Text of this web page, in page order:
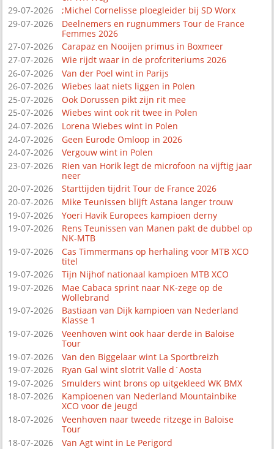
29-07-2026
;Michel Cornelisse ploegleider bij SD Worx
29-07-2026
Deelnemers en rugnummers Tour de France
Femmes 2026
27-07-2026
Carapaz en Nooijen primus in Boxmeer
27-07-2026
Wie rijdt waar in de profcriteriums 2026
26-07-2026
Van der Poel wint in Parijs
26-07-2026
Wiebes laat niets liggen in Polen
25-07-2026
Ook Dorussen pikt zijn rit mee
25-07-2026
Wiebes wint ook rit twee in Polen
24-07-2026
Lorena Wiebes wint in Polen
24-07-2026
Geen Eurode Omloop in 2026
24-07-2026
Vergouw wint in Polen
23-07-2026
Rien van Horik legt de microfoon na vijftig jaar
neer
20-07-2026
Starttijden tijdrit Tour de France 2026
20-07-2026
Mike Teunissen blijft Astana langer trouw
19-07-2026
Yoeri Havik Europees kampioen derny
19-07-2026
Rens Teunissen van Manen pakt de dubbel op
NK-MTB
19-07-2026
Cas Timmermans op herhaling voor MTB XCO
titel
19-07-2026
Tijn Nijhof nationaal kampioen MTB XCO
19-07-2026
Mae Cabaca sprint naar NK-zege op de
Wollebrand
19-07-2026
Bastiaan van Dijk kampioen van Nederland
Klasse 1
19-07-2026
Veenhoven wint ook haar derde in Baloise
Tour
19-07-2026
Van den Biggelaar wint La Sportbreizh
19-07-2026
Ryan Gal wint slotrit Valle d´Aosta
19-07-2026
Smulders wint brons op uitgekleed WK BMX
18-07-2026
Kampioenen van Nederland Mountainbike
XCO voor de jeugd
18-07-2026
Veenhoven naar tweede ritzege in Baloise
Tour
18-07-2026
Van Agt wint in Le Perigord